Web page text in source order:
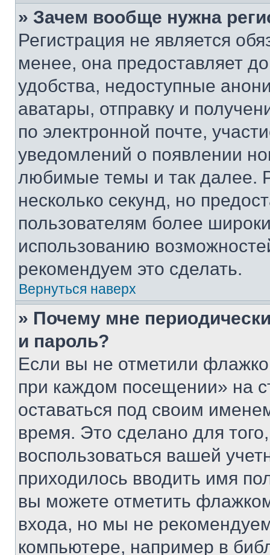
» Зачем вообще нужна
Регистрация не является
менее, она предоставляет
удобства, недоступные
аватары, отправку и
по электронной почте,
уведомлений о появлении
любимые темы и так далее.
несколько секунд, но
пользователям более
использованию
рекомендуем это сделать.
Вернуться наверх
» Почему мне
и пароль?
Если вы не отметили
при каждом посещении» на
оставаться под своим
время. Это сделано для
воспользоваться вашей
приходилось вводить имя
вы можете отметить
входа, но мы не
компьютере, например в